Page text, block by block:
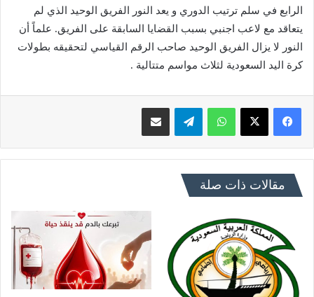
الرابع في سلم ترتيب الدوري و يعد النور الفريق الوحيد الذي لم
يتعاقد مع لاعب اجنبي بسبب القضايا السابقة على الفريق. علماً أن
النور لا يزال الفريق الوحيد صاحب الرقم القياسي لتحقيقه بطولات
كرة اليد السعودية لثلاث مواسم متتالية .
فيسبوك X واتساب تيلقرام
مقالات ذات صلة